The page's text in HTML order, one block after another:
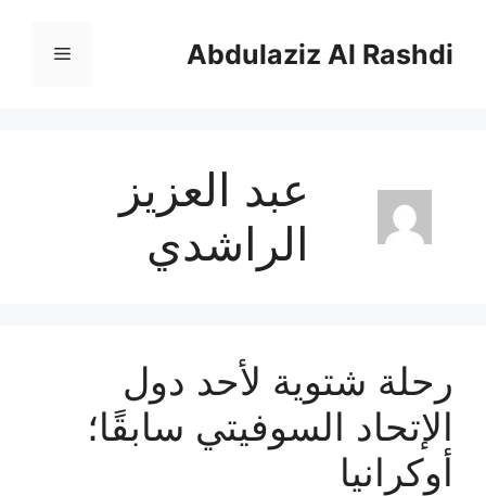
المحتوىAbdulaziz Al Rashdi القائمة
عبد العزيز
الراشدي
رحلة شتوية لأحد دول
الإتحاد السوفيتي سابقًا؛
أوكرانيا